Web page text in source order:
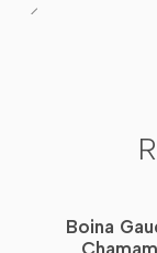
NuevoBoina